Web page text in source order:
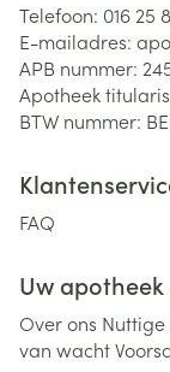
Telefoon: 016 25
E-mailadres:
APB nummer:
Apotheek
BTW nummer:
FAQ
Uw apotheek
Over ons Nuttige
van wacht